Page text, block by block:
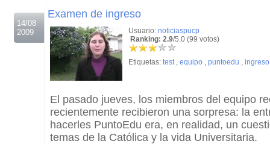
14/08
2009
Examen de ingreso
Usuario: noticiaspucp
Ranking: 2.9/5.0 (99 votos)
Etiquetas: test, equipo , puntoedu , ingreso
El pasado jueves, los miembros del equipo
recientemente recibieron una sorpresa: la
hacerles PuntoEdu era, en realidad, un
temas de la Católica y la vida Universitaria.